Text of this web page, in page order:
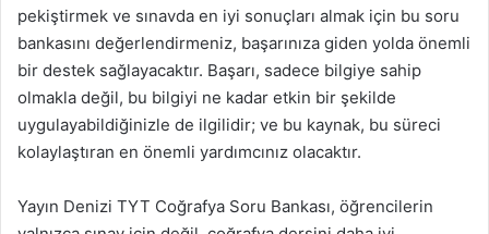
pekiştirmek ve sınavda en iyi sonuçları almak için bu soru
bankasını değerlendirmeniz, başarınıza giden yolda önemli
bir destek sağlayacaktır. Başarı, sadece bilgiye sahip
olmakla değil, bu bilgiyi ne kadar etkin bir şekilde
uygulayabildiğinizle de ilgilidir; ve bu kaynak, bu süreci
kolaylaştıran en önemli yardımcınız olacaktır.
Yayın Denizi TYT Coğrafya Soru Bankası, öğrencilerin